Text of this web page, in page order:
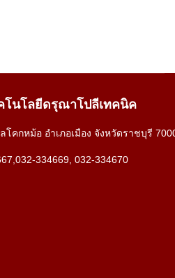
โนโลยีดรุณาโปลีเทคนิค
โคกหม้อ อำเภอเมือง จังหวัดราชบุรี
334669, 032-334670